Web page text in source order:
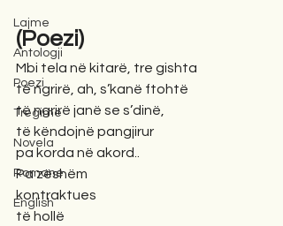
Lajme
Antologji
Poezi
Tregime
Novela
Romane
English
(Poezi)
Mbi tela në kitarë, tre gishta
të ngrirë, ah, s’kanë ftohtë
të ngrirë janë se s’dinë,
të këndojnë pangjirur
pa korda në akord..
Pa zëshëm
kontraktues
të hollë